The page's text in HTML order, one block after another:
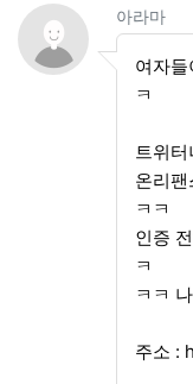
아라
아라마
여자
ㅋ
트위
온리
ㅋㅋ
인증
ㅋ
ㅋㅋ
주소 :